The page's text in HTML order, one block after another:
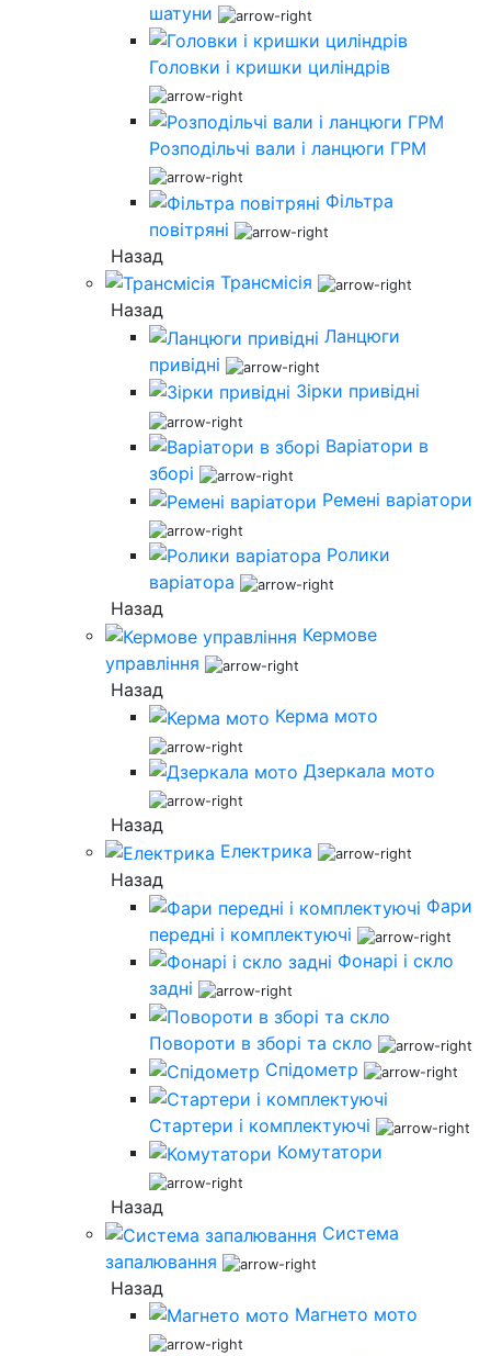
шатуни
Головки і кришки циліндрів
Розподільчі вали і ланцюги ГРМ
Фільтра
повітряні
Назад
Трансмісія
Назад
Ланцюги
привідні
Зірки привідні
Варіатори в
зборі
Ремені варіатори
Ролики
варіатора
Назад
Кермове
управління
Назад
Керма мото
Дзеркала мото
Назад
Електрика
Назад
Фари
передні і комплектуючі
Фонарі і скло
задні
Повороти в зборі та скло
Спідометр
Стартери і комплектуючі
Комутатори
Назад
Система
запалювання
Назад
Магнето мото